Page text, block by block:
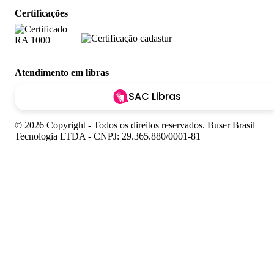
Certificações
Atendimento em libras
SAC Libras
© 2026 Copyright - Todos os direitos reservados. Buser Brasil
Tecnologia LTDA - CNPJ: 29.365.880/0001-81